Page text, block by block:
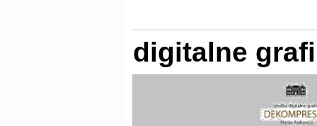
digitalne